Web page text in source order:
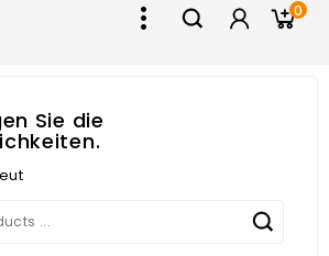
0
Sie die